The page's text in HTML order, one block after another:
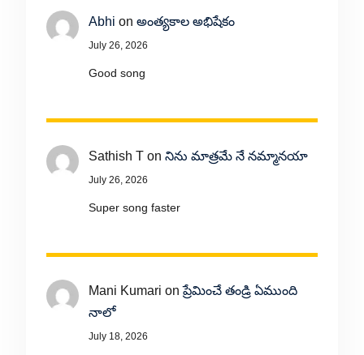
Abhi on అంత్యకాల అభిషేకం
July 26, 2026
Good song
Sathish Ton నిను మాత్రమే నే నమ్మానయా
July 26, 2026
Super song faster
Mani Kumari onప్రేమించే తండ్రి ఏముంది
నాలో
July 18, 2026